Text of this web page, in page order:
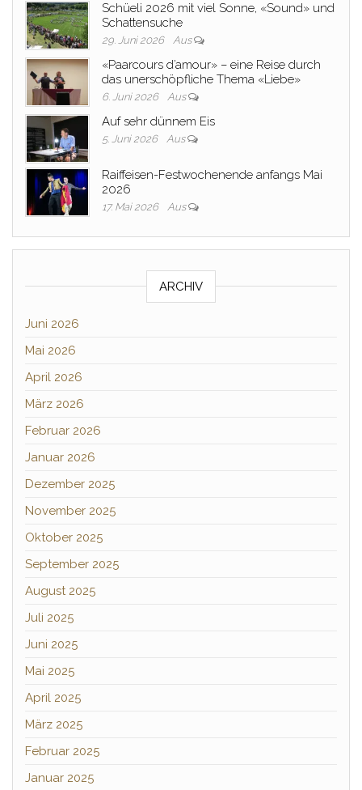
Schüeli 2026 mit viel Sonne, «Sound» und
Schattensuche
29. Juni 2026 Aus
«Paarcours d’amour» – eine Reise durch
das unerschöpfliche Thema «Liebe»
6. Juni 2026 Aus
Auf sehr dünnem Eis
5. Juni 2026 Aus
Raiffeisen-Festwochenende anfangs Mai
2026
17. Mai 2026 Aus
ARCHIV
Juni 2026
Mai 2026
April 2026
März 2026
Februar 2026
Januar 2026
Dezember 2025
November 2025
Oktober 2025
September 2025
August 2025
Juli 2025
Juni 2025
Mai 2025
April 2025
März 2025
Februar 2025
Januar 2025